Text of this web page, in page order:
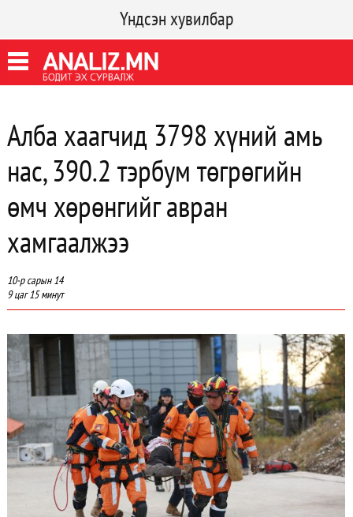
Үндсэн хувилбар
Алба хаагчид 3798 хүний амь
нас, 390.2 тэрбум төгрөгийн
өмч хөрөнгийг авран
хамгаалжээ
10-р сарын 14
9 цаг 15 минут